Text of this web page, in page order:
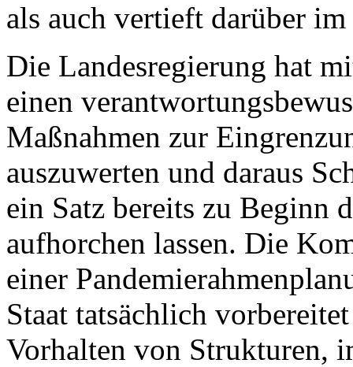
als auch vertieft darüber im
Die Landesregierung hat
einen
Maßnahmen zur
auszuwerten und daraus
ein Satz bereits zu Beginn
aufhorchen lassen. Die
einer
Staat tatsächlich
Vorhalten von Strukturen,